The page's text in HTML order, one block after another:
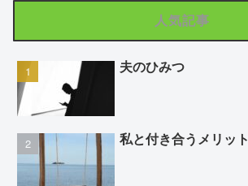
人気記事
夫のひみつ
私と付き合うメリット